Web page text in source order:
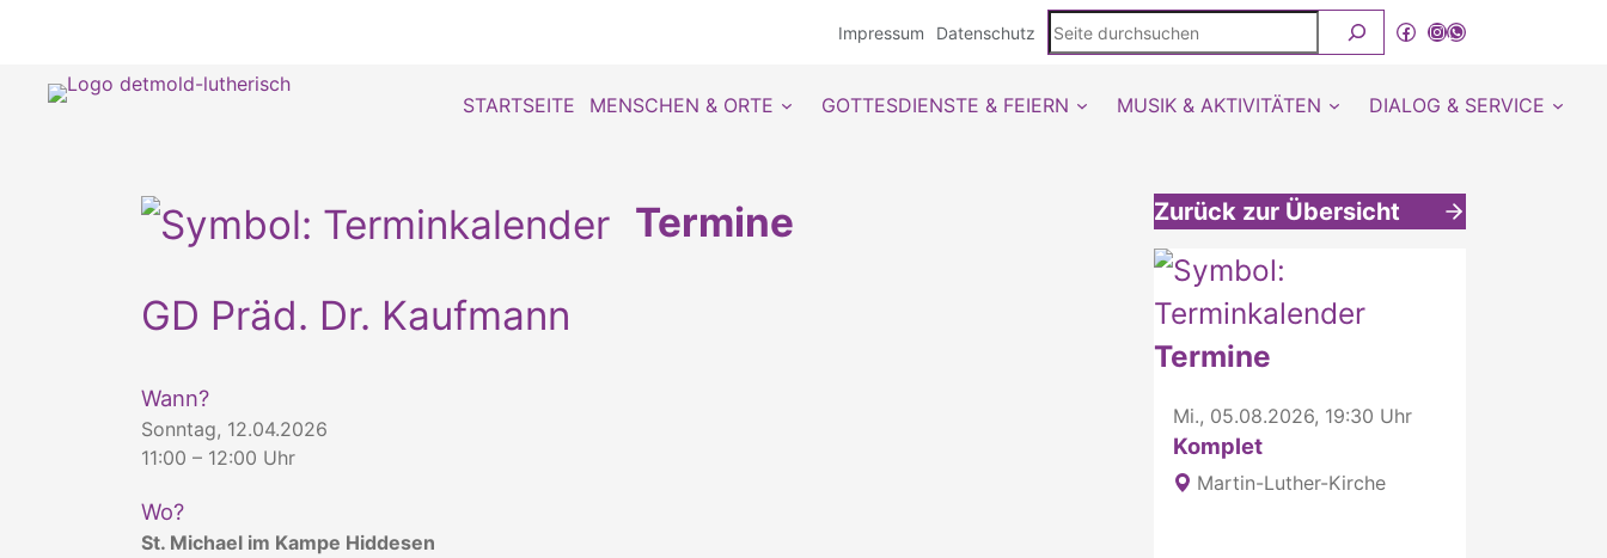
Impressum Datenschutz
Seite
durchsuchen
Facebook
Instagram
WhatsApp Kanal von detmold-lutherisch
STARTSEITE MENSCHEN & ORTE GOTTESDIENSTE & FEIERN MUSIK & AKTIVITÄTEN DIALOG & SERVICE
Termine
GD Präd. Dr. Kaufmann
Wann?
Sonntag, 12.04.2026
11:00 – 12:00 Uhr
Wo?
St. Michael im Kampe Hiddesen
Zurück zur Übersicht
Weitere interessante Inhalte
Termine
Mi., 05.08.2026, 19:30 Uhr
Komplet
Martin-Luther-Kirche